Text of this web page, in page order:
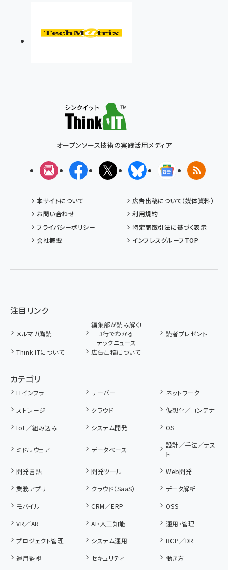
オープンソース技術の実践活用メディア
メルマガFacebookX(エックス)BlueskyGoogleニュ
RSS
本サイトについて
広告出稿について（媒体資料）
お問い合わせ
利用規約
プライバシーポリシー
特定商取引法に基づく表示
会社概要
インプレスグループTOP
注目リンク
メルマガ購読
編集部が読み解く!
3行でわかる
テックニュース
読者プレゼント
Think ITについて 広告出稿について
カテゴリ
ITインフラ サーバー
ネットワーク
ストレージ
クラウド
仮想化／コンテナ
IoT／組み込み
システム開発 OS
ミドルウェア データベース
設計／手法／テス
ト
開発言語
開発ツール
Web開発
業務アプリ
クラウド（SaaS）
データ解析
モバイル
CRM／ERP
OSS
VR／AR
AI・人工知能
運用・管理
プロジェクト管理
システム運用
BCP／DR
運用監視
セキュリティ 働き方